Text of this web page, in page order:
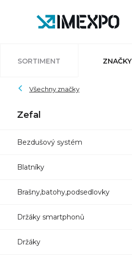
SORTIMENT ZNAČKY
Auvray
Atlantic
Bleedkit
Bosch
Impac
Schwalbe
Pletscher
Ryde
Sapim
Trelock
Zefal
Všechny značky
Zefal
Bezdušový systém
Blatníky
Brašny,batohy,podsedlovky
Držáky smartphonů
Držáky
XON